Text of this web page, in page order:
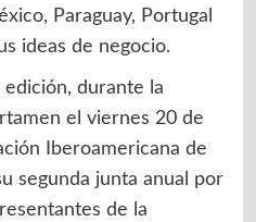
Paraguay, Portugal
ideas de negocio.
durante la
el viernes 20 de
Iberoamericana de
segunda junta anual por
de la